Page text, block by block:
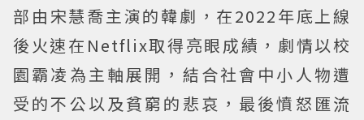
部由宋慧喬主演的韓劇，在2022年底上線
後火速在Netflix取得亮眼成績，劇情以校
園霸凌為主軸展開，結合社會中小人物遭
受的不公以及貧窮的悲哀，最後憤怒匯流